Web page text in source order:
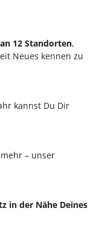
12 Standorten,
Neues kennen zu
kannst Du Dir
– unser
in der Nähe Deines